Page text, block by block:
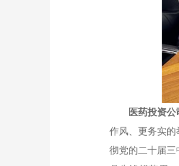
医药投资
作风、更务实的
彻党的二十届